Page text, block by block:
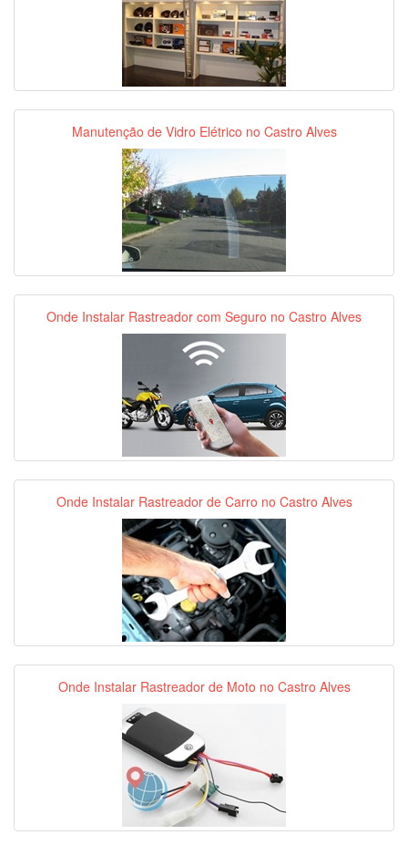
Manutenção de Vidro Elétrico no Castro Alves
Onde Instalar Rastreador com Seguro no Castro Alves
Onde Instalar Rastreador de Carro no Castro Alves
Onde Instalar Rastreador de Moto no Castro Alves